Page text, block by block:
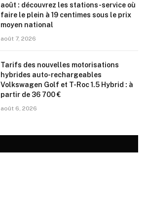
août : découvrez les stations-service où
faire le plein à 19 centimes sous le prix
moyen national
août 7, 2026
Tarifs des nouvelles motorisations
hybrides auto-rechargeables
Volkswagen Golf et T-Roc 1.5 Hybrid : à
partir de 36 700 €
août 6, 2026